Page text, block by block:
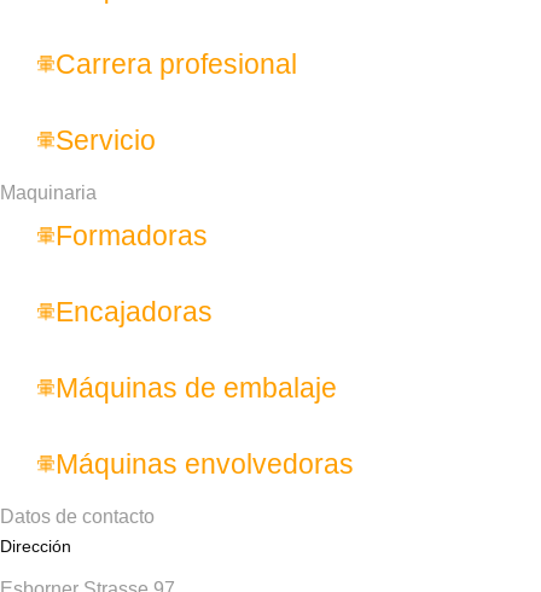
Carrera profesional
Servicio
Maquinaria
Formadoras
Encajadoras
Máquinas de embalaje
Máquinas envolvedoras
Datos de contacto
Dirección